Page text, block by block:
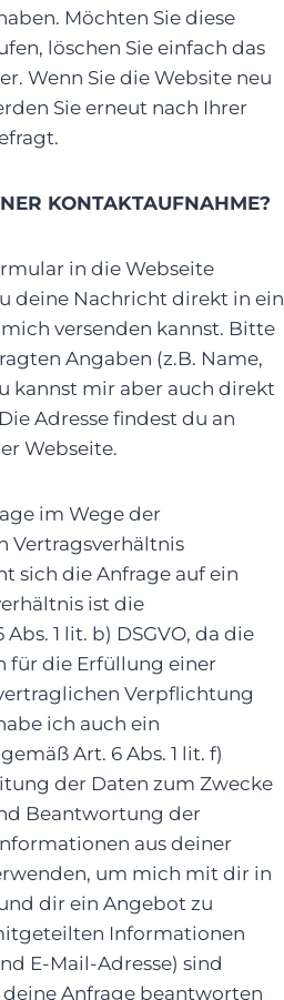
Möchten Sie diese
löschen Sie einfach das
Wenn Sie die Website neu
Sie erneut nach Ihrer
KONTAKTAUFNAHME?
in die Webseite
deine Nachricht direkt in ein
versenden kannst. Bitte
Angaben (z.B. Name,
kannst mir aber auch direkt
Adresse findest du an
Webseite.
im Wege der
Vertragsverhältnis
sich die Anfrage auf ein
ist die
1 lit. b) DSGVO, da die
für die Erfüllung einer
Verpflichtung
ich auch ein
Art. 6 Abs. 1 lit. f)
der Daten zum Zwecke
Beantwortung der
aus deiner
um mich mit dir in
dir ein Angebot zu
Informationen
E-Mail-Adresse) sind
Anfrage beantworten